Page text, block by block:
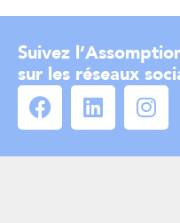
Suivez
sur les réseaux